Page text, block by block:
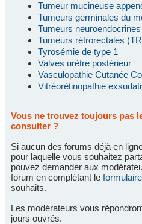
Tumeur mucineuse
Tumeurs germinales du
Tumeurs neuroendocrines
Tumeurs rétrorectales
Tyrosémie de type 1
Valves urètre postérieur
Vasculopathie Cutanée
Vitréorétinopathie
Vous ne trouvez toujours pas
consulter ?
Si aucun des forums déjà en
pour laquelle vous souhaitez
pouvez demander aux
forum en complétant le
souhaits.
Les modérateurs vous
jours ouvrés.